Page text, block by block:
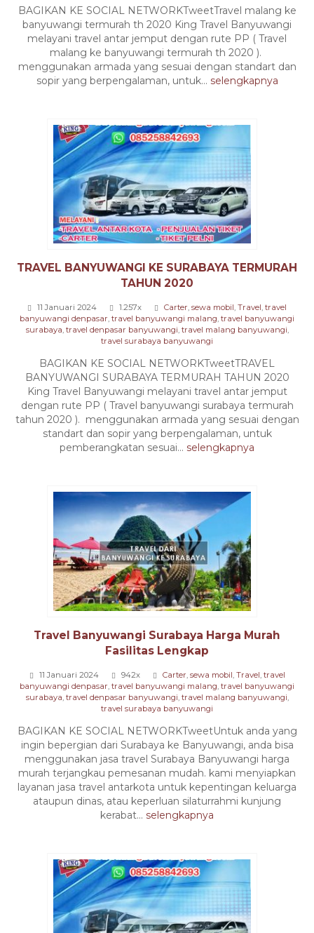
BAGIKAN KE SOCIAL NETWORKTweetTravel malang ke
banyuwangi termurah th 2020 King Travel Banyuwangi
melayani travel antar jemput dengan rute PP ( Travel
malang ke banyuwangi termurah th 2020 ).
menggunakan armada yang sesuai dengan standart dan
sopir yang berpengalaman, untuk... selengkapnya
TRAVEL BANYUWANGI KE SURABAYA TERMURAH
TAHUN 2020
11 Januari 2024 1.257x Carter, sewa mobil, Travel, travel
banyuwangi denpasar, travel banyuwangi malang, travel banyuwangi
surabaya, travel denpasar banyuwangi, travel malang banyuwangi,
travel surabaya banyuwangi
BAGIKAN KE SOCIAL NETWORKTweetTRAVEL
BANYUWANGI SURABAYA TERMURAH TAHUN 2020
King Travel Banyuwangi melayani travel antar jemput
dengan rute PP ( Travel banyuwangi surabaya termurah
tahun 2020 ). menggunakan armada yang sesuai dengan
standart dan sopir yang berpengalaman, untuk
pemberangkatan sesuai... selengkapnya
Travel Banyuwangi Surabaya Harga Murah
Fasilitas Lengkap
11 Januari 2024 942x Carter sewa mobil Travel travel
banyuwangi denpasar travel banyuwangi malang travel banyuwangi
surabaya travel denpasar banyuwangi travel malang banyuwangi
travel surabaya banyuwangi
BAGIKAN KE SOCIAL NETWORKTweetUntuk anda yang
ingin bepergian dari Surabaya ke Banyuwangi, anda bisa
menggunakan jasa travel Surabaya Banyuwangi harga
murah terjangkau pemesanan mudah. kami menyiapkan
layanan jasa travel antarkota untuk kepentingan keluarga
ataupun dinas, atau keperluan silaturrahmi kunjung
kerabat... selengkapnya